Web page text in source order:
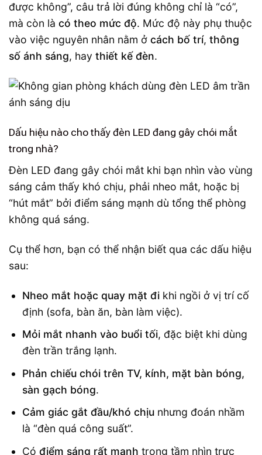
được không”, câu trả lời đúng không chỉ là “có”,
mà còn là có theo mức độ. Mức độ này phụ thuộc
vào việc nguyên nhân nằm ở cách bố trí, thông
số ánh sáng, hay thiết kế đèn.
Dấu hiệu nào cho thấy đèn LED đang gây chói mắt
trong nhà?
Đèn LED đang gây chói mắt khi bạn nhìn vào vùng
sáng cảm thấy khó chịu, phải nheo mắt, hoặc bị
“hút mắt” bởi điểm sáng mạnh dù tổng thể phòng
không quá sáng.
Cụ thể hơn, bạn có thể nhận biết qua các dấu hiệu
sau:
Nheo mắt hoặc quay mặt đikhi ngồi ở vị trí cố
định (sofa, bàn ăn, bàn làm việc).
Mỏi mắt nhanh vào buổi tối, đặc biệt khi dùng
đèn trần trắng lạnh.
Phản chiếu chói trên TV, kính, mặt bàn bóng,
sàn gạch bóng.
Cảm giác gắt đầu/khó chịunhưng đoán nhầm
là “đèn quá công suất”.
Có điểm sáng rất mạnh trong tầm nhìn trực